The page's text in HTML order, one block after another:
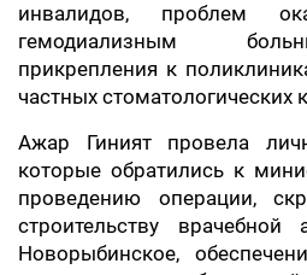
инвалидов, проблем
гемодиализным
прикрепления к
частных стоматологических
Ажар Гиният провела
которые обратились к
проведению операции,
строительству
Новорыбинское,